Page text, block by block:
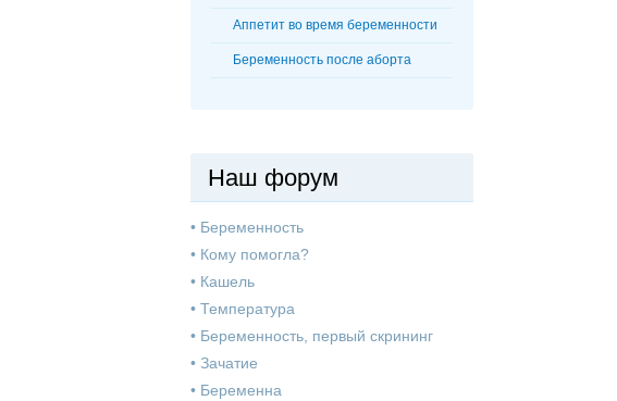
Аппетит во время беременности
Беременность после аборта
Наш форум
• Беременность
• Кому помогла?
• Кашель
• Температура
• Беременность, первый скрининг
• Зачатие
• Беременна